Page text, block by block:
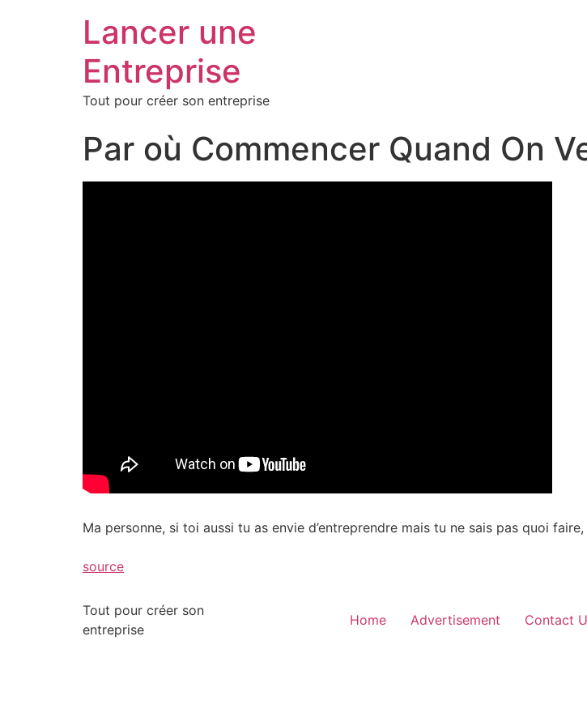
Lancer une
Entreprise
Tout pour créer son entreprise
Par où Commencer Quand On
Ma personne, si toi aussi tu as envie d’entreprendre mais tu ne sais pas quoi
source
Tout pour créer son
entreprise
Home Advertisement Contact